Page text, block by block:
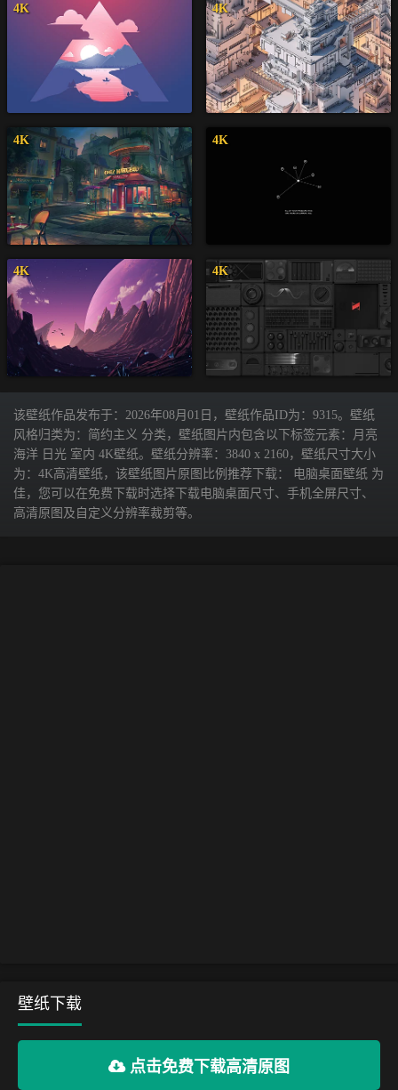
4K 4K
4K 4K
4K 4K
该壁纸作品发布于：2026年08月01日，壁纸作品ID为：9315。壁纸
风格归类为：简约主义 分类，壁纸图片内包含以下标签元素：月亮
海洋 日光 室内 4K壁纸。壁纸分辨率：3840 x 2160，壁纸尺寸大小
为：4K高清壁纸，该壁纸图片原图比例推荐下载： 电脑桌面壁纸 为
佳，您可以在免费下载时选择下载电脑桌面尺寸、手机全屏尺寸、
高清原图及自定义分辨率裁剪等。
壁纸下载
点击免费下载高清原图